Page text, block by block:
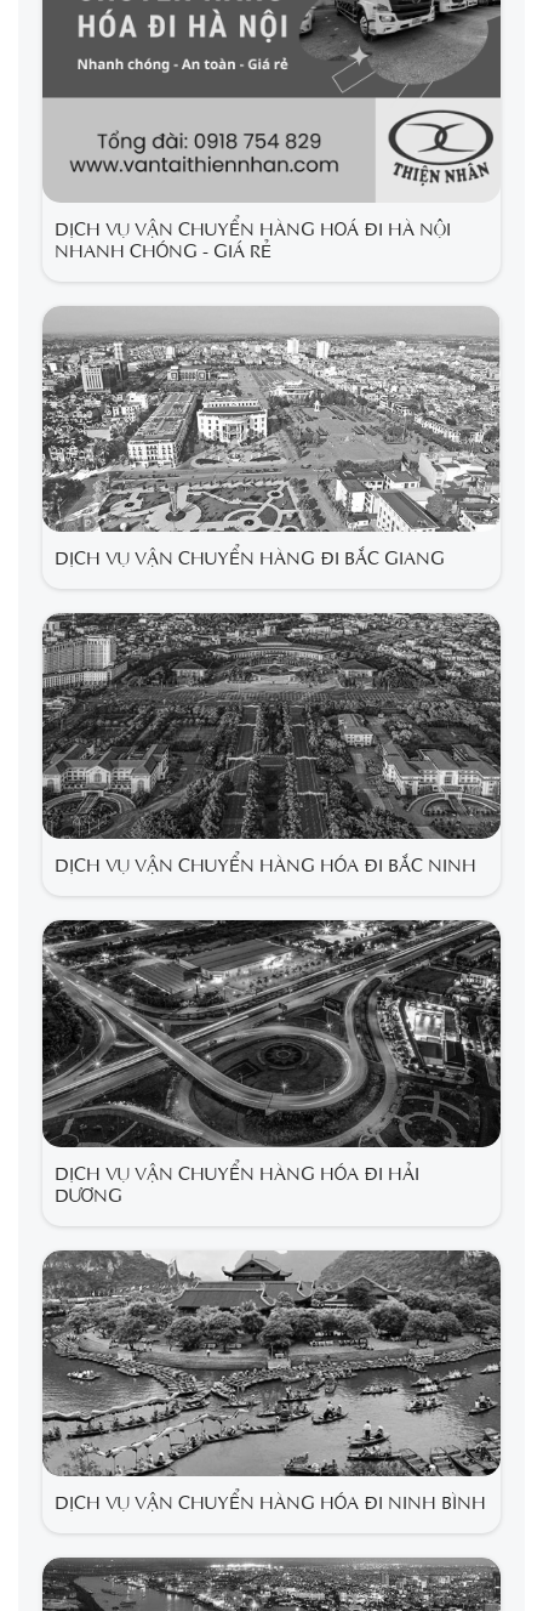
DỊCH VỤ VẬN CHUYỂN HÀNG HOÁ ĐI HÀ NỘI
NHANH CHÓNG - GIÁ RẺ
DỊCH VỤ VẬN CHUYỂN HÀNG ĐI BẮC GIANG
DỊCH VỤ VẬN CHUYỂN HÀNG HÓA ĐI BẮC NINH
DỊCH VỤ VẬN CHUYỂN HÀNG HÓA ĐI HẢI
DƯƠNG
DỊCH VỤ VẬN CHUYỂN HÀNG HÓA ĐI NINH BÌNH